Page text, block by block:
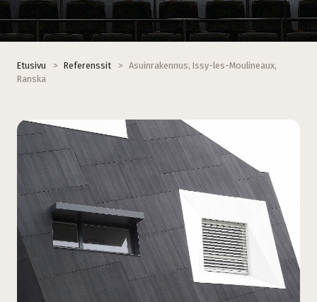
Etusivu > Referenssit >
Asuinrakennus, Issy-les-Moulineaux,
Ranska